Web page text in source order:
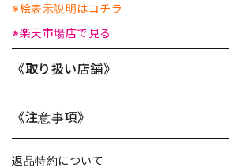
※絵表示説明はコチラ
※楽天市場店で見る
《取り扱い店舗》
《注意事項》
返品特約について